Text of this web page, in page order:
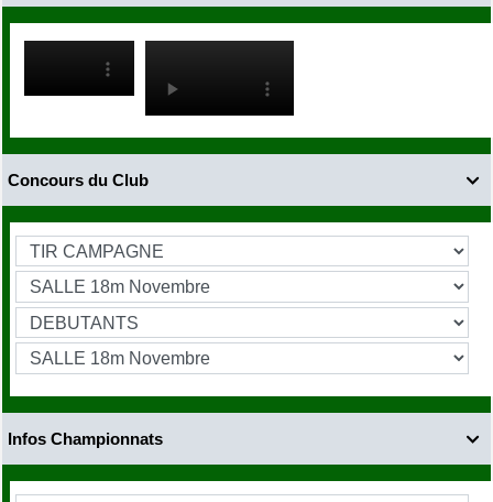

Concours du Club

Infos Championnats